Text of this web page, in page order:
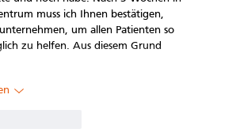
muss ich Ihnen bestätigen,
unternehmen, um allen Patienten so
zu helfen. Aus diesem Grund